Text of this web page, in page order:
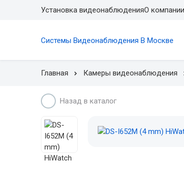
Установка видеонаблюденияО
Системы Видеонаблюдения В Москве
Главная Камеры видеонаблюдения
Назад в каталог